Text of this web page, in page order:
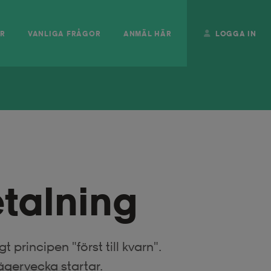
VANLIGA FRÅGOR ANMÄL HÄR LOGGA IN
principen "först till kvarn".
startar.